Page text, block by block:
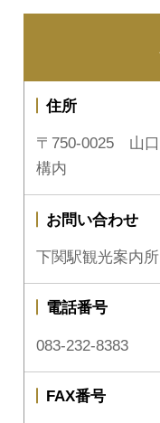
住所
〒750-0025 山
構内
お問い合わせ
下関駅観光案内所
電話番号
083-232-8383
FAX番号